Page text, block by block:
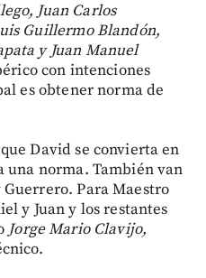
Juan Carlos
Guillermo Blandón,
y Juan Manuel
con intenciones
es obtener norma de
David se convierta en
una norma. También van
Para Maestro
y Juan y los restantes
Jorge Mario Clavijo,